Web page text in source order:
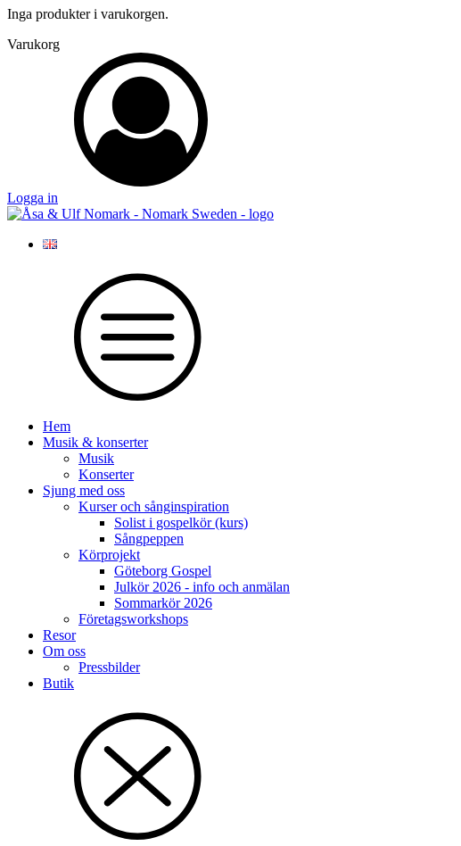
Inga produkter i varukorgen.
Varukorg
Logga in
Hem
Musik & konserter
Musik
Konserter
Sjung med oss
Kurser och sånginspiration
Solist i gospelkör (kurs)
Sångpeppen
Körprojekt
Göteborg Gospel
Julkör 2026 - info och anmälan
Sommarkör 2026
Företagsworkshops
Resor
Om oss
Pressbilder
Butik